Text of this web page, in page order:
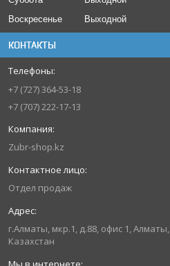
Воскресенье
Выходной
КОНТАКТЫ
+7 (727) 364-53-18
+7 (707) 222-17-13
Zubr-shop.kz
Отдел продаж
г.Алматы, мкр.1, д.88, офис 1, Алматы,
Казахстан